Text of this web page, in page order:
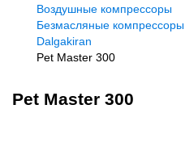
Воздушные компрессоры
Безмасляные компрессоры
Dalgakiran
Pet Master 300
Pet Master 300